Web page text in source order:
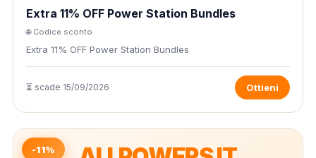
Extra 11% OFF Power Station Bundles
🌐 Codice sconto
Extra 11% OFF Power Station Bundles
⏳ scade 15/09/2026 Ottieni
-11%